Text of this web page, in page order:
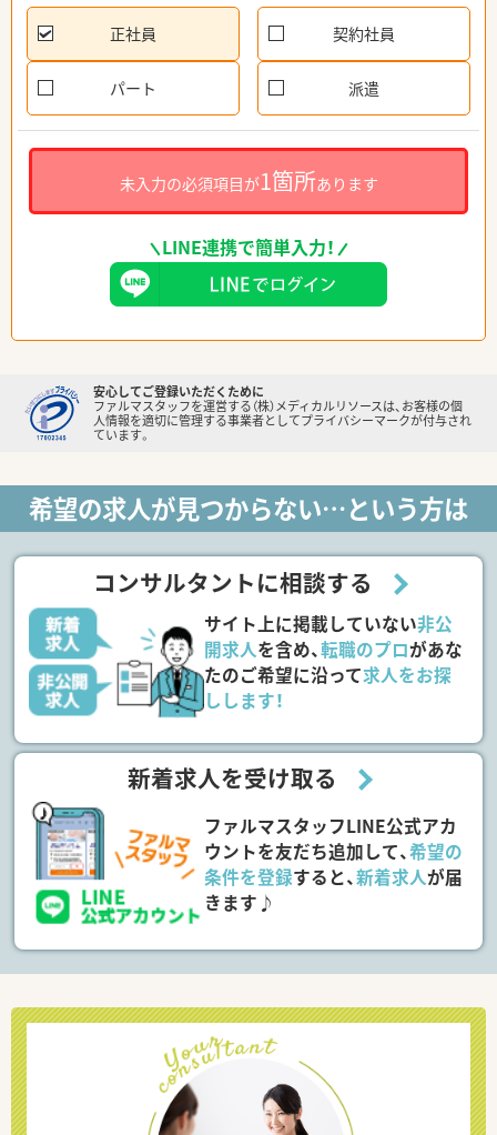
正社員 契約社員
パート 派遣
未入力の必須項目が1箇所あります
LINE連携で簡単入力！
安心してご登録いただくために
ファルマスタッフを運営する（株）メディカルリソースは、お客様の個
人情報を適切に管理する事業者としてプライバシーマークが付与され
ています。
希望の求人が見つからない…という方は
コンサルタントに相談する
サイト上に掲載していない非公
開求人を含め、転職のプロがあな
たのご希望に沿って求人をお探
しします！
新着求人を受け取る
ファルマスタッフLINE公式アカ
ウントを友だち追加して、希望の
条件を登録すると、新着求人が届
きます♪